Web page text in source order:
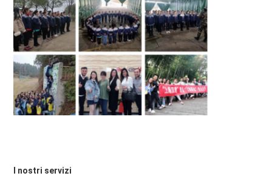
I nostri servizi